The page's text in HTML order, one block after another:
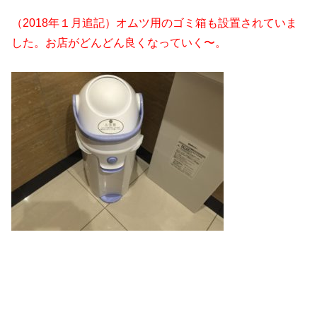
（2018年１月追記）オムツ用のゴミ箱も設置されていま
した。お店がどんどん良くなっていく〜。